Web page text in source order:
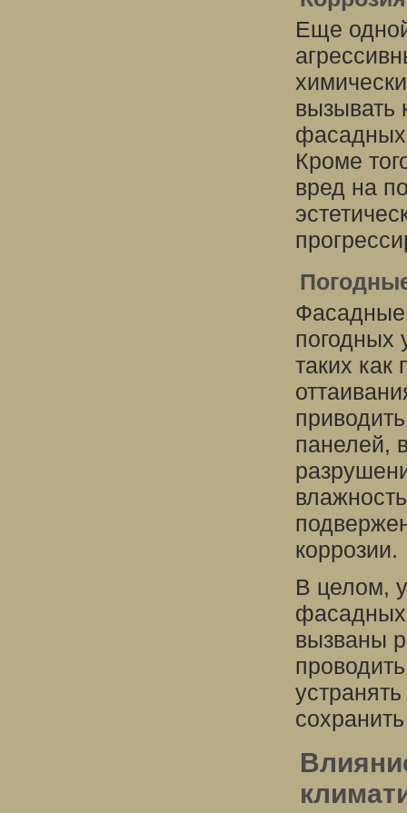
Еще
вызывать
фасадных
Кроме
вред на
Фасадные
погодных
таких как
панелей,
коррозии.
В целом,
фасадных
вызваны